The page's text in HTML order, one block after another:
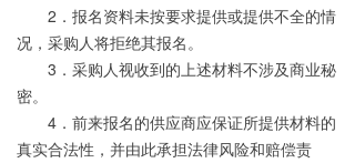
2．报名资料未按要求提供或提供不全的情
况，采购人将拒绝其报名。
3．采购人视收到的上述材料不涉及商业秘
密。
4．前来报名的供应商应保证所提供材料的
真实合法性，并由此承担法律风险和赔偿责